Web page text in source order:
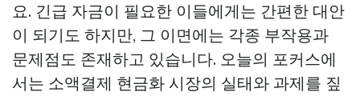
요. 긴급 자금이 필요한 이들에게는 간편한 대안
이 되기도 하지만, 그 이면에는 각종 부작용과
문제점도 존재하고 있습니다. 오늘의 포커스에
서는 소액결제 현금화 시장의 실태와 과제를 짚